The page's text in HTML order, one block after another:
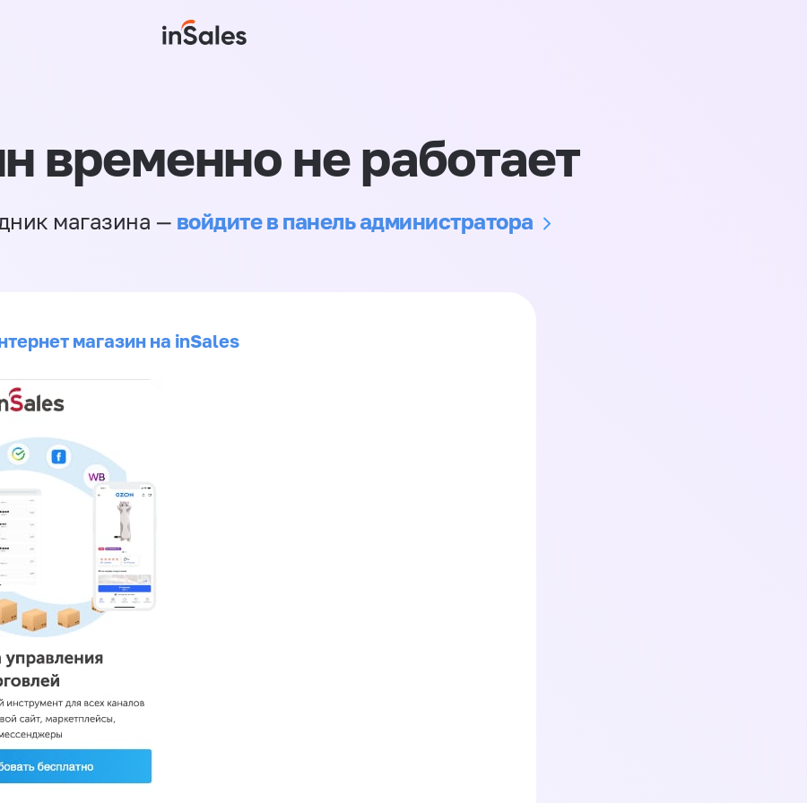
временно не работает
магазина — войдите в панель администратора
магазин на inSales